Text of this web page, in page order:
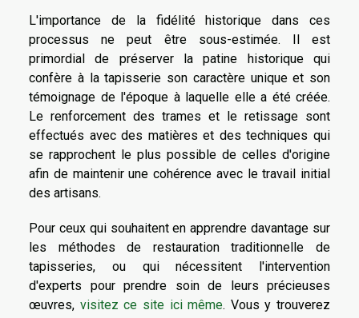
L'importance de la fidélité historique dans ces
processus ne peut être sous-estimée. Il est
primordial de préserver la patine historique qui
confère à la tapisserie son caractère unique et son
témoignage de l'époque à laquelle elle a été créée.
Le renforcement des trames et le retissage sont
effectués avec des matières et des techniques qui
se rapprochent le plus possible de celles d'origine
afin de maintenir une cohérence avec le travail initial
des artisans.
Pour ceux qui souhaitent en apprendre davantage sur
les méthodes de restauration traditionnelle de
tapisseries, ou qui nécessitent l'intervention
d'experts pour prendre soin de leurs précieuses
œuvres, visitez ce site ici même. Vous y trouverez